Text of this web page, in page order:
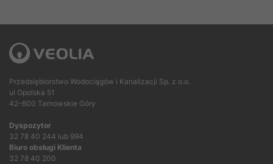
Przedsiębiorstwo Wodociągów i Kanalizacji Sp. z o.o.
ul Opolska 51
42-600 Tarnowskie Góry
Dyspozytor
32 78 40 244 lub 994
Biuro obsługi Klienta
32 78 40 200